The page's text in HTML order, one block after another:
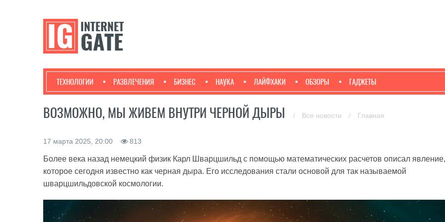
ТЕХНОЛОГИИ РАЗВЛЕЧЕНИЯ БИЗНЕС НАУКА ЛАЙФХАКИ ОБЗОРЫ ГАДЖЕТЫ
ВОЗМОЖНО, МЫ ЖИВЕМ ВНУТРИ ЧЕРНОЙ ДЫРЫ / Все новости / Главная
17 марта 2025, 20:00 813
Более века назад немецкий физик Карл Шварцшильд с помощью математических расчетов описал явление,
которое сегодня известно как черная дыра. Его исследования стали основой для так называемой
шварцшильдовской космологии.